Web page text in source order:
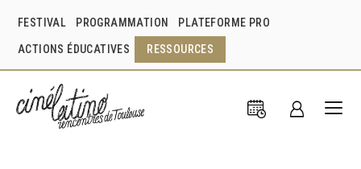
FESTIVAL PROGRAMMATION PLATEFORME PRO
ACTIONS ÉDUCATIVES RESSOURCES